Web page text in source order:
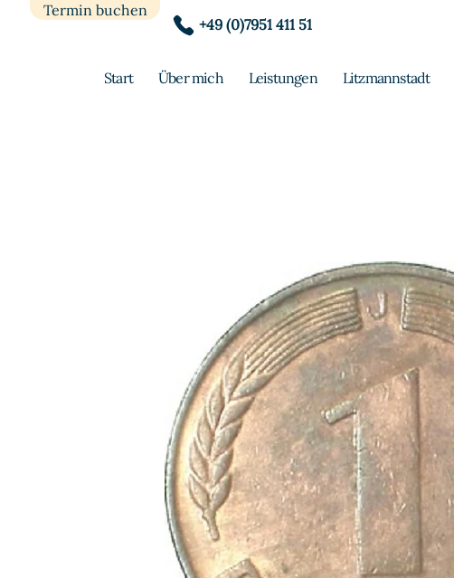
Termin buchen
Start Über mich Leistungen Litzmannstadt
+49 (0)7951 411 51